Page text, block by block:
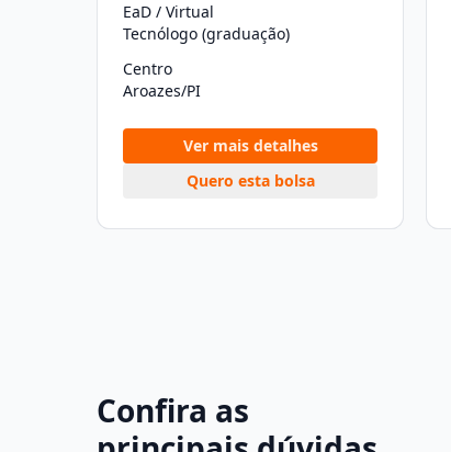
EaD / Virtual
Tecnólogo (graduação)
Centro
Aroazes/PI
Ver mais detalhes
Quero esta bolsa
Confira as